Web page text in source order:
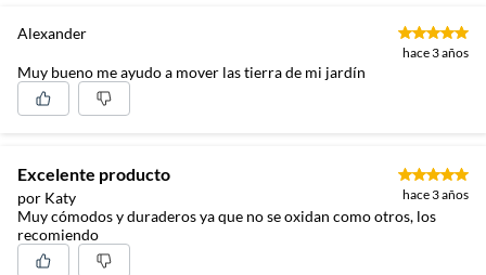
Alexander
hace 3 años
Muy bueno me ayudo a mover las tierra de mi jardín
Excelente producto
por Katy hace 3 años
Muy cómodos y duraderos ya que no se oxidan como otros, los
recomiendo